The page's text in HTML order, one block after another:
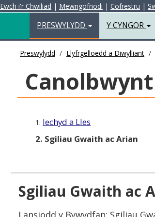
Ewch i'r Chwiliad | Mewngofnodi | Cofrestru |
Preswylydd
PRESWYLYDD Y CYNGOR
Preswylydd Llyfrgelloedd a Diwylliant
1. Iechyd a Lles
2. Sgiliau Gwaith ac Arian
Sgiliau Gwaith ac
Lansiodd y Bywydfan: Sgiliau